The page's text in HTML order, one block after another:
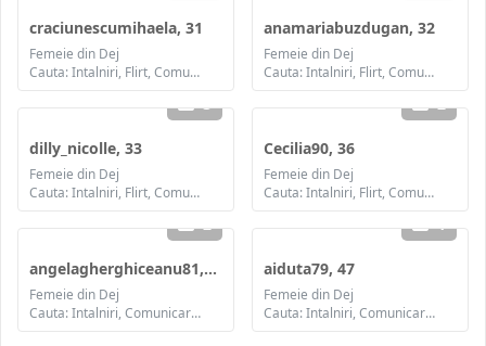
craciunescumihaela, 31
Femeie din Dej
Cauta: Intalniri, Flirt, Comunicare / chat, Prietenie, Casatorie
anamariabuzdugan, 32
Femeie din Dej
Cauta: Intalniri, Flirt, Comunicare / chat, Prietenie, Casatorie
3
dilly_nicolle, 33
Femeie din Dej
Cauta: Intalniri, Flirt, Comunicare / chat, Prietenie, Casatorie
2
Cecilia90, 36
Femeie din Dej
Cauta: Intalniri, Flirt, Comunicare / chat, Prietenie, Casatorie
2
angelagherghiceanu81, 45
Femeie din Dej
Cauta: Intalniri, Comunicare / chat, Prietenie, Casatorie
1
aiduta79, 47
Femeie din Dej
Cauta: Intalniri, Comunicare / chat, Prietenie, Casatorie